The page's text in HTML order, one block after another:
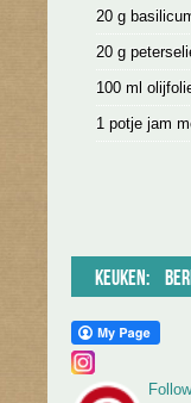
20 g
20 g
100 ml
1 potje jam
Keuken: